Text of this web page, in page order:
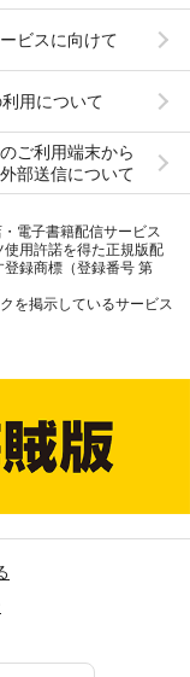
ビスに向けて
用について
ご利用端末から
部送信について
電子書籍配信サービス
用許諾を得た正規版配
録商標（登録番号 第
を掲示しているサービス